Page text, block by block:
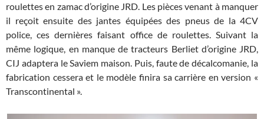
roulettes en zamac d’origine JRD. Les pièces venant à manquer
il reçoit ensuite des jantes équipées des pneus de la 4CV
police, ces dernières faisant office de roulettes. Suivant la
même logique, en manque de tracteurs Berliet d’origine JRD,
CIJ adaptera le Saviem maison. Puis, faute de décalcomanie, la
fabrication cessera et le modèle finira sa carrière en version «
Transcontinental ».